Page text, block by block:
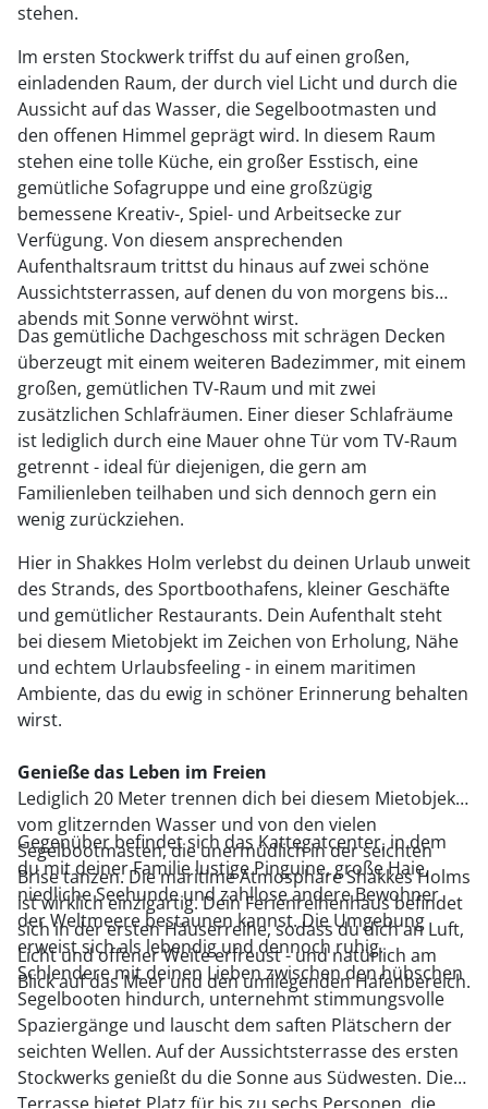
stehen.
Im ersten Stockwerk triffst du auf einen großen,
einladenden Raum, der durch viel Licht und durch die
Aussicht auf das Wasser, die Segelbootmasten und
den offenen Himmel geprägt wird. In diesem Raum
stehen eine tolle Küche, ein großer Esstisch, eine
gemütliche Sofagruppe und eine großzügig
bemessene Kreativ-, Spiel- und Arbeitsecke zur
Verfügung. Von diesem ansprechenden
Aufenthaltsraum trittst du hinaus auf zwei schöne
Aussichtsterrassen, auf denen du von morgens bis
abends mit Sonne verwöhnt wirst.
Das gemütliche Dachgeschoss mit schrägen Decken
überzeugt mit einem weiteren Badezimmer, mit einem
großen, gemütlichen TV-Raum und mit zwei
zusätzlichen Schlafräumen. Einer dieser Schlafräume
ist lediglich durch eine Mauer ohne Tür vom TV-Raum
getrennt - ideal für diejenigen, die gern am
Familienleben teilhaben und sich dennoch gern ein
wenig zurückziehen.
Hier in Shakkes Holm verlebst du deinen Urlaub unweit
des Strands, des Sportboothafens, kleiner Geschäfte
und gemütlicher Restaurants. Dein Aufenthalt steht
bei diesem Mietobjekt im Zeichen von Erholung, Nähe
und echtem Urlaubsfeeling - in einem maritimen
Ambiente, das du ewig in schöner Erinnerung behalten
wirst.
Genieße das Leben im Freien
Lediglich 20 Meter trennen dich bei diesem Mietobjekt
vom glitzernden Wasser und von den vielen
Segelbootmasten, die unermüdlich in der seichten
Brise tanzen. Die maritime Atmosphäre Shakkes Holms
ist wirklich einzigartig. Dein Ferienreihenhaus befindet
sich in der ersten Häuserreihe, sodass du dich an Luft,
Licht und offener Weite erfreust - und natürlich am
Blick auf das Meer und den umliegenden Hafenbereich.
Gegenüber befindet sich das Kattegatcenter, in dem
du mit deiner Familie lustige Pinguine, große Haie,
niedliche Seehunde und zahllose andere Bewohner
der Weltmeere bestaunen kannst. Die Umgebung
erweist sich als lebendig und dennoch ruhig.
Schlendere mit deinen Lieben zwischen den hübschen
Segelbooten hindurch, unternehmt stimmungsvolle
Spaziergänge und lauscht dem saften Plätschern der
seichten Wellen. Auf der Aussichtsterrasse des ersten
Stockwerks genießt du die Sonne aus Südwesten. Die
Terrasse bietet Platz für bis zu sechs Personen, die